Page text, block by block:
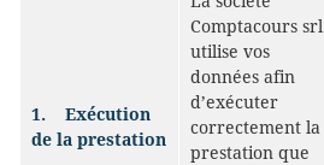
1. Exécution
de la prestation
Comptacours srl
utilise vos
données afin
d’exécuter
correctement la
prestation que